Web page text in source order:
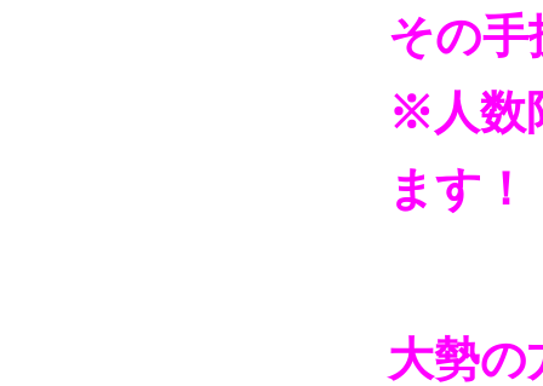
その
※人数
ます！
大勢の